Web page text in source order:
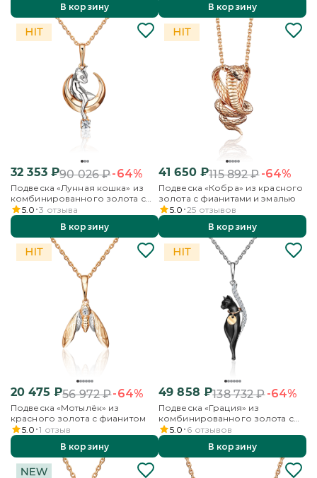
В корзину
В корзину
32 353₽90 026₽-64%
Подвеска «Лунная кошка» из
комбинированного золота с
фианитом
5.0 3 отзыва
В корзину
41 650₽115 892₽-64%
Подвеска «Кобра» из красного
золота с фианитами и эмалью
5.0 25 отзывов
В корзину
20 475 ₽56 972₽-64%
Подвеска «Мотылёк» из
красного золота с фианитом
5.0 1 отзыв
В корзину
49 858 ₽138 732₽-64%
Подвеска «Грация» из
комбинированного золота с
фианитами
5.0 6 отзывов
В корзину